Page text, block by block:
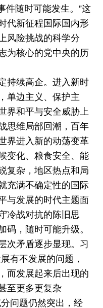
件随时可能发生。”这
代新征程国际国内形
风险挑战的科学分
为核心的党中央的历
持续高企。进入新时
单边主义、保护主
界和平与安全威胁上
思维局部回潮，百年
界进入新的动荡变革
变化、粮食安全、能
复杂，地区热点和局
充满不确定性的国际
与发展的时代主题面
冷战对抗的陈旧思
码，随时可能升级。
次矛盾逐步显现。习
有不发展的问题，
而发展起来后出现的
至更多更复杂
问题仍然突出，经